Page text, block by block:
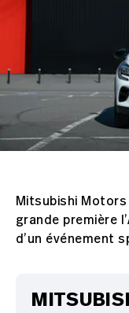
Mitsubishi Motors
grande première
d’un événement